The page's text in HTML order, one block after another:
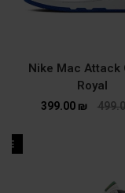
Nike Mac Attack
Royal
399.00 ₪